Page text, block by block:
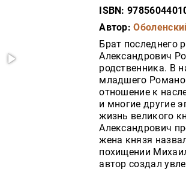
ISBN:
Автор:
Брат последнего
Александрович
родственника. В
младшего
отношение к
и многие другие
жизнь великого
Александрович
жена князя
похищении
автор создал